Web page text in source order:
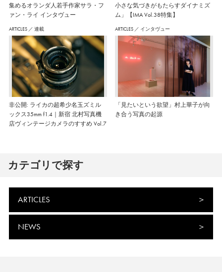
集めるオランダ人若手作家サラ・フ
ァン・ライ インタヴュー
小さな気づきがもたらすダイナミズ
ム」【IMA Vol.38特集】
ARTICLES ／ 連載
非公開: ライカの超希少名玉ズミル
ックス35mm f1.4｜新宿 北村写真機
店ヴィンテージカメラのすすめ Vol.7
ARTICLES ／ インタヴュー
「見たいという欲望」村上華子が向
き合う写真の起源
カテゴリで探す
ARTICLES
NEWS